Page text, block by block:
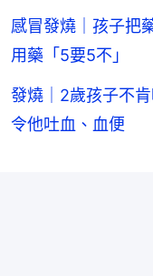
感冒發燒｜孩子把
用藥「5要5不」
發燒｜2歲孩子不
令他吐血、血便